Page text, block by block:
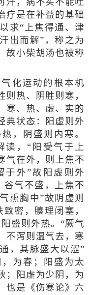
汗，病不实不能吐
疗是在补益的基础
求“上焦得通、津
出而解”，称之为
故小柴胡汤也被称
化运动的根本机
热、阴胜则寒，
寒、热、虚、实的
典状态：阳虚则外
，阴盛则内寒。
读，“阳受气于上
气在外，则上焦不
于外”故阳虚则外
谷气不盛，上焦不
熏胸中”故阴虚则
密，腠理闭塞，
盛则外热。“厥气
不泻则温气去，寒
，其脉盛大以涩”
为春；阳盛为太
；阳虚为少阴，为
也是《伤寒论》六